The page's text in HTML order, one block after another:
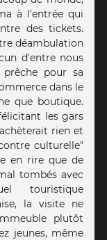
à l'entrée qui
des tickets.
déambulation
d'entre nous
pour sa
dans le
que boutique.
les gars
rien et
culturelle"
en rire que de
tombés avec
touristique
la visite ne
plutôt
jeunes, même